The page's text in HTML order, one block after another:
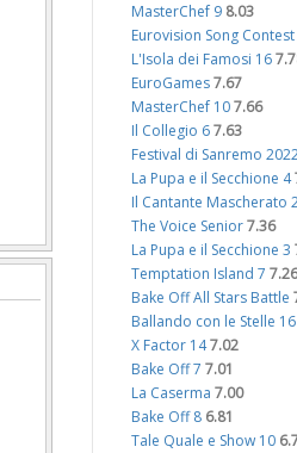
MasterChef 9 8.03
Eurovision Song
L'Isola dei Famosi 16
EuroGames 7.67
MasterChef 10 7.66
Il Collegio 6 7.63
Festival di Sanremo
La Pupa e il Secchione 4
Il Cantante Mascherato
The Voice Senior 7.36
La Pupa e il Secchione 3
Temptation Island 7
Bake Off All Stars Battle
Ballando con le Stelle 16
X Factor 147.02
Bake Off 7 7.01
La Caserma 7.00
Bake Off 8 6.81
Tale Quale e Show 10